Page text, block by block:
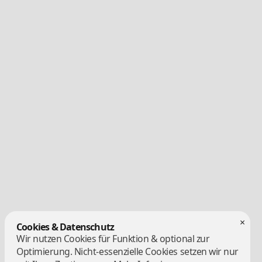
×
Cookies & Datenschutz
Wir nutzen Cookies für Funktion & optional zur
Optimierung. Nicht-essenzielle Cookies setzen wir nur